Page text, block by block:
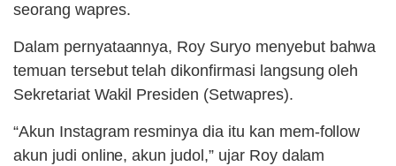
seorang wapres.
Dalam pernyataannya, Roy Suryo menyebut bahwa
temuan tersebut telah dikonfirmasi langsung oleh
Sekretariat Wakil Presiden (Setwapres).
“Akun Instagram resminya dia itu kan mem-follow
akun judi online, akun judol,” ujar Roy dalam